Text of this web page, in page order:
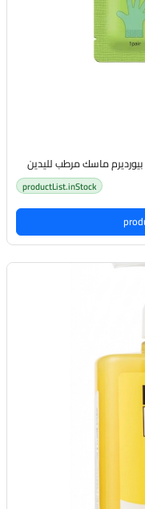
productList.inStock